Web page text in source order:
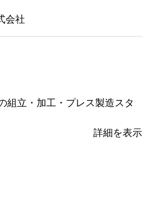
会社
組立・加工・プレス製造スタ
詳細を表示